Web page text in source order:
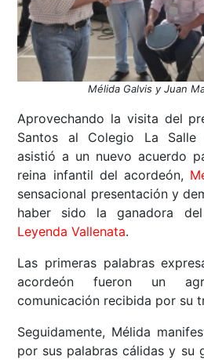
Mélida Galvis y Juan
Aprovechando la visita del
Santos al Colegio La Salle
asistió a un nuevo acuerdo
reina infantil del acordeón,
sensacional presentación y
haber sido la ganadora
Leyenda Vallenata.
Las primeras palabras
acordeón fueron un
comunicación recibida por su
Seguidamente, Mélida
por sus palabras cálidas y su